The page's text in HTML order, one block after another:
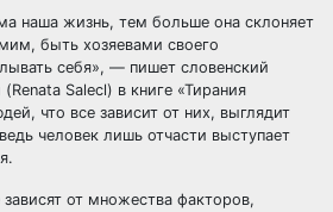
наша жизнь, тем больше она склоняет
быть хозяевами своего
себя», — пишет словенский
Salecl) в книге «Тирания
что все зависит от них, выглядит
человек лишь отчасти выступает
от множества факторов,